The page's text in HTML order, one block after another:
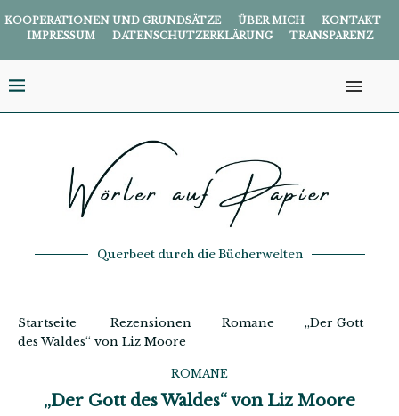
KOOPERATIONEN UND GRUNDSÄTZE ÜBER MICH
KONTAKT
IMPRESSUM
DATENSCHUTZERKLÄRUNG TRANSPARENZ
Querbeet durch die Bücherwelten
Startseite Rezensionen Romane
„Der Gott
des Waldes“ von Liz Moore
ROMANE
„Der Gott des Waldes“ von Liz Moore